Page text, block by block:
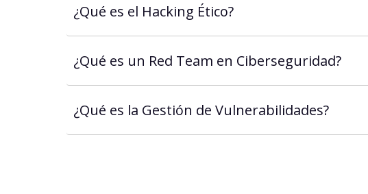
¿Qué es el Hacking Ético?
¿Qué es un Red Team en Ciberseguridad?
¿Qué es la Gestión de Vulnerabilidades?